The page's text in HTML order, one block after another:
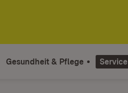
Gesundheit & Pflege Service